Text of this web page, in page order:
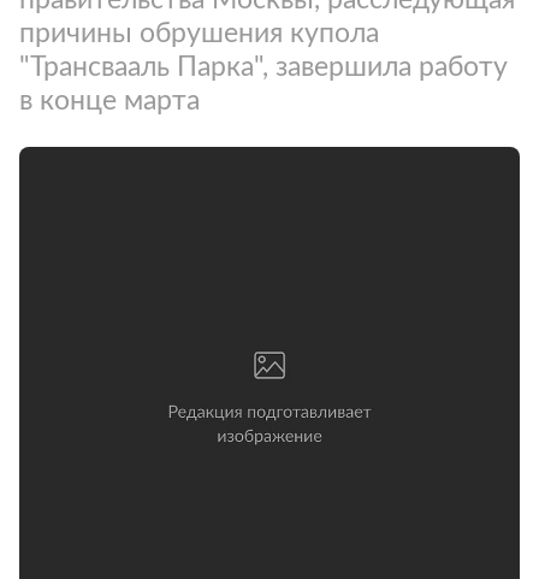
причины обрушения купола
"Трансвааль Парка", завершила работу
в конце марта